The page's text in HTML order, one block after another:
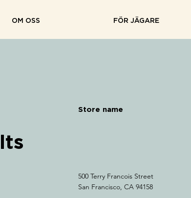
OM OSS FÖR JÄGARE
Store name
500 Terry Francois Street
San Francisco, CA 94158